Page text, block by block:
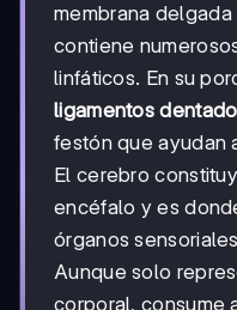
membrana
contiene
linfáticos. En su
ligamentos
festón que ayudan
El cerebro
encéfalo y es
órganos
Aunque solo
corporal, consume